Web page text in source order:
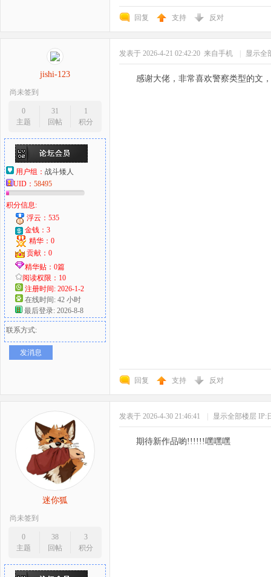
回复 支持 反对
jishi-123
尚未签到
0
主题
31
回帖
1
积分
用户组： 战斗矮人
UID： 58495
积分信息:
浮云：535
金钱：3
精华：0
贡献：0
精华贴：0篇
阅读权限：10
注册时间: 2026-1-2
在线时间: 42 小时
最后登录: 2026-8-8
联系方式:
发消息
发表于 2026-4-21 02:42:20 来自手机 显示全
感谢大佬，非常喜欢警察类型的文
回复 支持 反对
迷你狐
尚未签到
0
主题
38
回帖
3
积分
发表于 2026-4-30 21:46:41 显示全部楼层 IP:
期待新作品喲!!!!!!嘿嘿嘿